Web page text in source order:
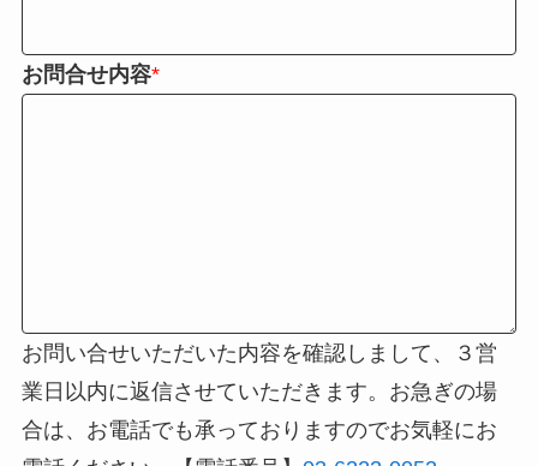
お問合せ内容*
お問い合せいただいた内容を確認しまして、３営
業日以内に返信させていただきます。お急ぎの場
合は、お電話でも承っておりますのでお気軽にお